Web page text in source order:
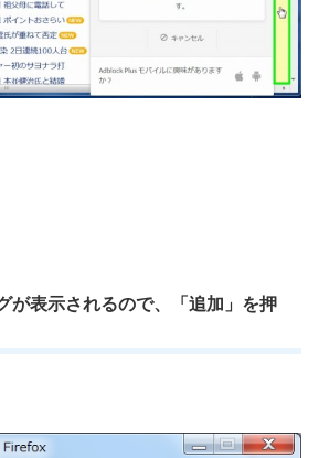
が表示されるので、「追加」を押